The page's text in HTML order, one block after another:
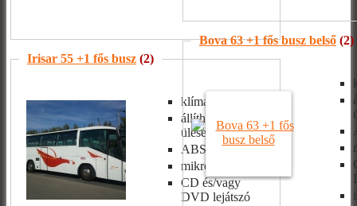
Irisar 55 +1 fős busz (2)
klíma
állítható/dönthető
ülések
ABS, ASR
mikrofon
CD és/vagy
DVD lejátszó
Bova 63 +1 fős busz belső (2)